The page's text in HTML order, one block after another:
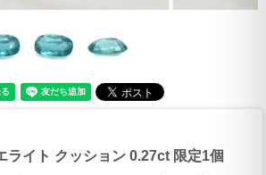
イト クッション 0.27ct 限定1個